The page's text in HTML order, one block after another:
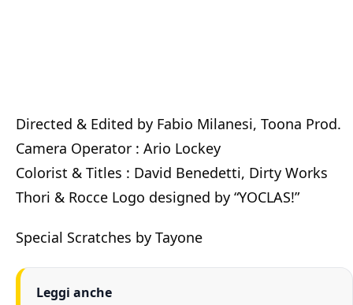
Directed & Edited by Fabio Milanesi, Toona Prod.
Camera Operator : Ario Lockey
Colorist & Titles : David Benedetti, Dirty Works
Thori & Rocce Logo designed by “YOCLAS!”
Special Scratches by Tayone
Leggi anche